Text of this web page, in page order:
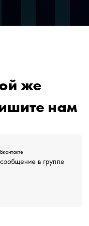
же
нам
Вконтакте
сообщение в группе